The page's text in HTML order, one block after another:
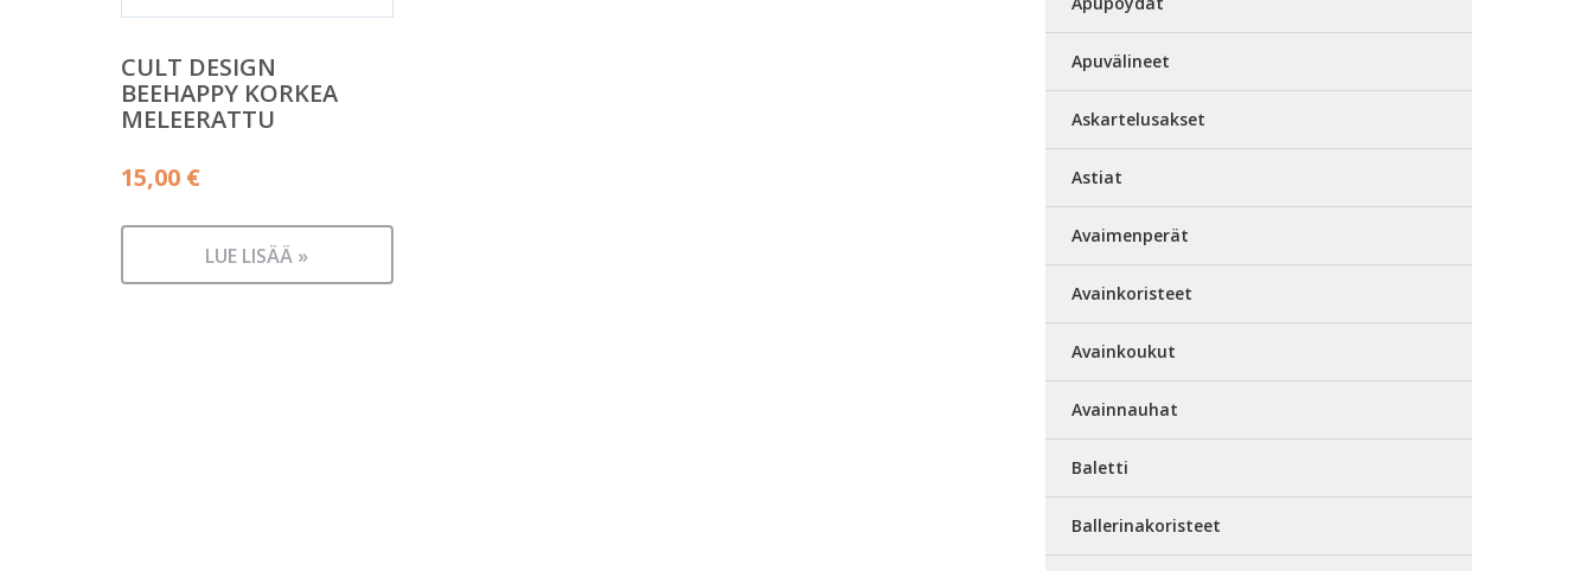
CULT DESIGN
BEEHAPPY KORKEA
MELEERATTU
15,00 €
LUE LISÄÄ »
Apuvälineet
Askartelusakset
Astiat
Avaimenperät
Avainkoristeet
Avainkoukut
Avainnauhat
Baletti
Ballerinakoristeet